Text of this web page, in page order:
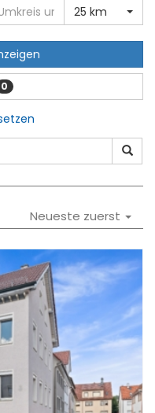
25 km
0
Neueste zuerst